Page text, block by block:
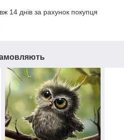
14 днів за рахунок покупця